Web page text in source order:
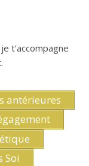
t’accompagne
antérieures
Soi